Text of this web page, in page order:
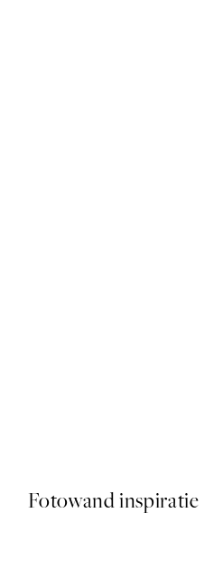
Fotowand inspiratie